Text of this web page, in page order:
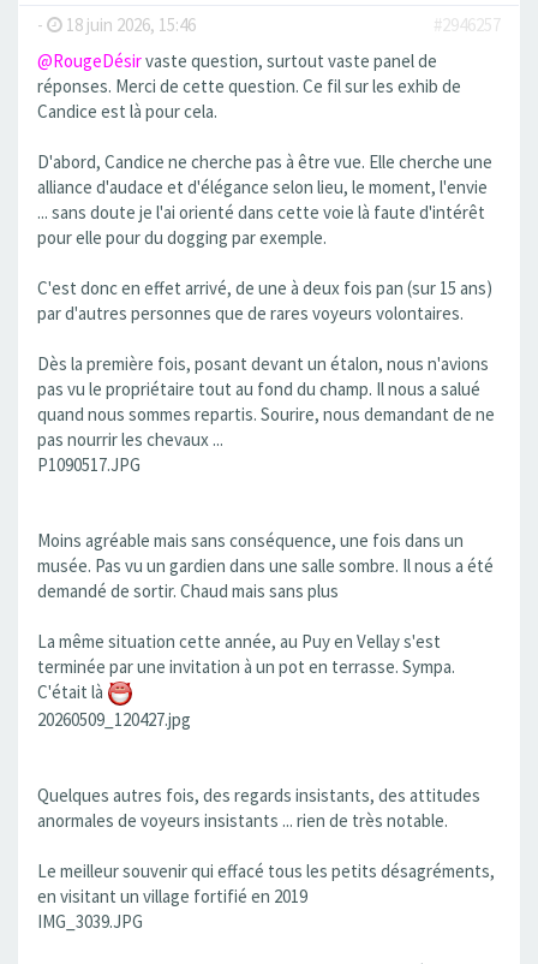
- 18 juin 2026, 15:46
#2946257
@RougeDésirvaste question, surtout vaste panel de
réponses. Merci de cette question. Ce fil sur les exhib de
Candice est là pour cela.
D'abord, Candice ne cherche pas à être vue. Elle cherche une
alliance d'audace et d'élégance selon lieu, le moment, l'envie
... sans doute je l'ai orienté dans cette voie là faute d'intérêt
pour elle pour du dogging par exemple.
C'est donc en effet arrivé, de une à deux fois pan (sur 15 ans)
par d'autres personnes que de rares voyeurs volontaires.
Dès la première fois, posant devant un étalon, nous n'avions
pas vu le propriétaire tout au fond du champ. Il nous a salué
quand nous sommes repartis. Sourire, nous demandant de ne
pas nourrir les chevaux ...
P1090517.JPG
Moins agréable mais sans conséquence, une fois dans un
musée. Pas vu un gardien dans une salle sombre. Il nous a été
demandé de sortir. Chaud mais sans plus
La même situation cette année, au Puy en Vellay s'est
terminée par une invitation à un pot en terrasse. Sympa.
C'était là
20260509_120427.jpg
Quelques autres fois, des regards insistants, des attitudes
anormales de voyeurs insistants ... rien de très notable.
Le meilleur souvenir qui effacé tous les petits désagréments,
en visitant un village fortifié en 2019
IMG_3039.JPG